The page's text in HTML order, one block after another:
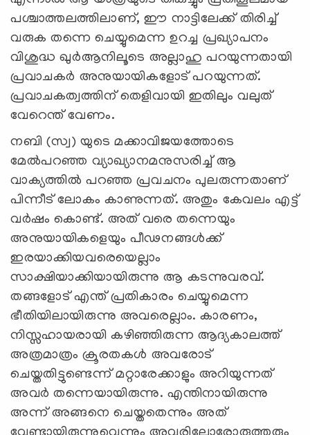
പശ്ചാത്തലത്തിലാണ്, ഈ നാട്ടിലേക്ക് തിരിച്ച്
വരുക തന്നെ ചെയ്യുമെന്ന ഉറച്ച പ്രഖ്യാപനം
വിശുദ്ധ ഖുര്‍ആനിലൂടെ അല്ലാഹു പറയുന്നതായി
പ്രവാചകര്‍ അനുയായികളോട് പറയുന്നത്.
പ്രവാചകത്വത്തിന് തെളിവായി ഇതിലും വലുത്
വേറെന്ത് വേണം.
നബി (സ്വ) യുടെ മക്കാവിജയത്തോടെ
മേല്‍പറഞ്ഞ വ്യാഖ്യാനമനുസരിച്ച്‌ ആ
വാക്യത്തില്‍ പറഞ്ഞ പ്രവചനം പുലരുന്നതാണ്
പിന്നീട് ലോകം കാണുന്നത്. അതും കേവലം എട്ട്
വര്‍ഷം കൊണ്ട്. അത് വരെ തന്നെയും
അനുയായികളെയും പീഢനങ്ങള്‍ക്ക്
ഇരയാക്കിയവരെയെല്ലാം
സാക്ഷിയാക്കിയായിരുന്നു ആ കടന്നുവരവ്.
തങ്ങളോട് എന്ത് പ്രതികാരം ചെയ്യുമെന്ന
ഭീതിയിലായിരുന്നു അവരെല്ലാം. കാരണം,
നിസ്സഹായരായി കഴിഞ്ഞിരുന്ന ആദ്യകാലത്ത്
അത്രമാത്രം ക്രൂരതകള്‍ അവരോട്
ചെയ്തതിട്ടുണ്ടെന്ന് മറ്റാരേക്കാളും അറിയുന്നത്
അവര്‍ തന്നെയായിരുന്നു. എന്തിനായിരുന്നു
അന്ന് അങ്ങനെ ചെയ്തതെന്നും അത്